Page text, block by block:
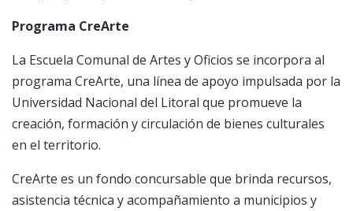
Programa CreArte
La Escuela Comunal de Artes y Oficios se incorpora al
programa CreArte, una línea de apoyo impulsada por la
Universidad Nacional del Litoral que promueve la
creación, formación y circulación de bienes culturales
en el territorio.
CreArte es un fondo concursable que brinda recursos,
asistencia técnica y acompañamiento a municipios y